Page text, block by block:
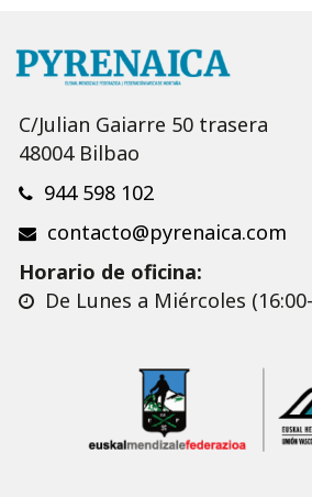
C/Julian Gaiarre 50 trasera
48004 Bilbao
944 598 102
contacto@pyrenaica.com
Horario de oficina:
De Lunes a Miércoles